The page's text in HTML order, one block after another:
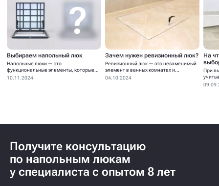
Выбираем напольный люк
Напольные люки — это
функциональные элементы, которые
устанавливаются для...
10.11.2024
Зачем нужен ревизионный люк?
Ревизионный люк — это незаменимый
элемент в ванных комнатах и...
04.10.2024
На
При
Получите консультацию
по напольным люкам
у специалиста с опытом 8 лет